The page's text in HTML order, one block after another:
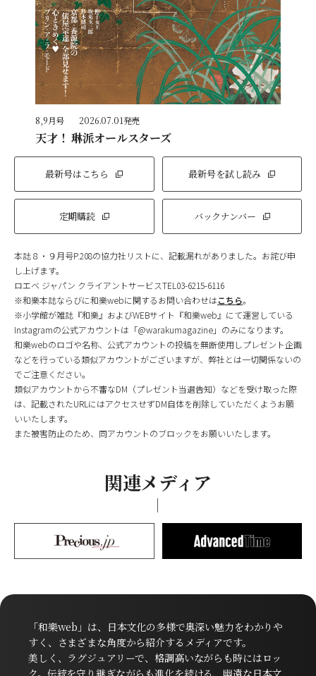
8,9月号 2026.07.01発売
天才！ 琳派オールスターズ
最新号はこちら 最新号を試し読み
定期購読 バックナンバー
本誌８・９月号P.208の協力社リストに、記載漏れがありました。お詫び申
し上げます。
ロエベ ジャパン クライアントサービスTEL03-6215-6116
※和樂本誌ならびに和樂webに関するお問い合わせはこちら。
※小学館が雑誌『和樂』およびWEBサイト『和樂web』にて運営している
Instagramの公式アカウントは「@warakumagazine」のみになります。
和樂webのロゴや名称、公式アカウントの投稿を無断使用しプレゼント企画
などを行っている類似アカウントがございますが、弊社とは一切関係ないの
でご注意ください。
類似アカウントから不審なDM（プレゼント当選告知）などを受け取った際
は、記載されたURLにはアクセスせずDM自体を削除していただくようお願
いいたします。
また被害防止のため、同アカウントのブロックをお願いいたします。
関連メディア
「和樂web」は、日本文化の多様で奥深い魅力をわかりや
すく、さまざまな角度から紹介するメディアです。
美しく、ラグジュアリーで、格調高いながらも時にはロッ